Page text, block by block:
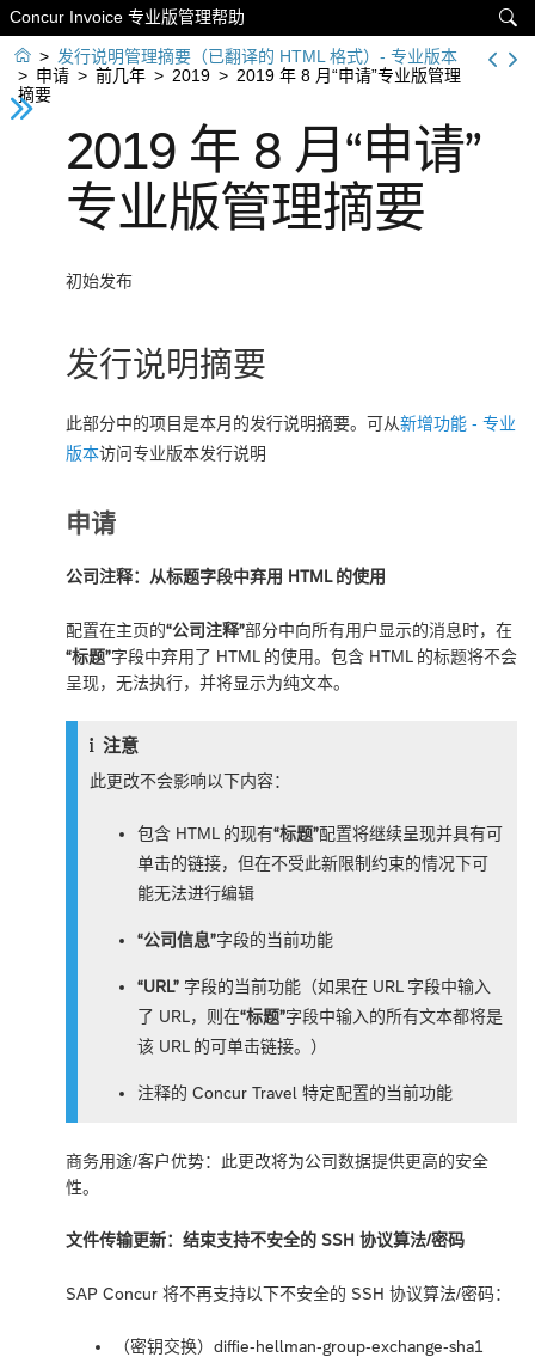

Concur Invoice 专业版管理帮助
 > 发行说明管理摘要（已翻译的 HTML 格式）- 专业版本
> 申请 > 前几年 > 2019 > 2019 年 8 月“申请”专业版管理
摘要
2019 年 8 月“申请”
专业版管理摘要
初始发布
发行说明摘要
此部分中的项目是本月的发行说明摘要。可从新增功能 - 专业
版本访问专业版本发行说明
申请
公司注释：从标题字段中弃用 HTML 的使用
配置在主页的“公司注释”部分中向所有用户显示的消息时，在
“标题”字段中弃用了 HTML 的使用。包含 HTML 的标题将不会
呈现，无法执行，并将显示为纯文本。
注意
此更改不会影响以下内容：
包含 HTML 的现有“标题”配置将继续呈现并具有可
单击的链接，但在不受此新限制约束的情况下可
能无法进行编辑
“公司信息”字段的当前功能
“URL” 字段的当前功能（如果在 URL 字段中输入
了 URL，则在“标题”字段中输入的所有文本都将是
该 URL 的可单击链接。）
注释的 Concur Travel 特定配置的当前功能
商务用途/客户优势：此更改将为公司数据提供更高的安全
性。
文件传输更新：结束支持不安全的 SSH 协议算法/密码
SAP Concur 将不再支持以下不安全的 SSH 协议算法/密码：
（密钥交换）diffie-hellman-group-exchange-sha1